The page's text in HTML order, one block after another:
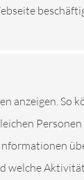
anzeigen. So
welche